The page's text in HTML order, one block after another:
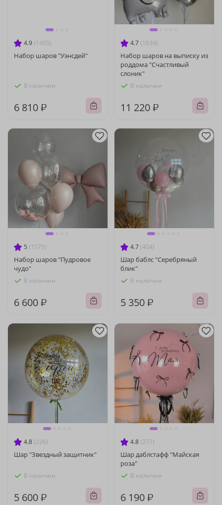
4.9 (1400)
Набор шаров "Уэнсдей"
В наличии
6 810 ₽
4.7 (1634)
Набор шаров на выписку из
роддома "Счастливый
слоник"
В наличии
11 220 ₽
5 (1575)
Набор шаров "Пудровое
чудо"
В наличии
6 600 ₽
4.7 (404)
Шар баблс "Серебряный
блик"
В наличии
5 350 ₽
4.8 (226)
Шар "Звездный защитник"
В наличии
5 600 ₽
4.8 (277)
Шар даблстафф "Майская
роза"
В наличии
6 190 ₽